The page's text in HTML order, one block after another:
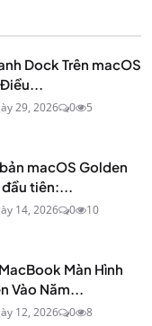
Dock Trên macOS
Điều...
29, 2026 0 5
macOS Golden
tiên:...
14, 2026 0 10
Màn Hình
Vào Năm...
12, 2026 0 8